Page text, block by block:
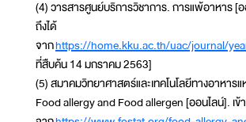
(4) วารสารศูนย์บริการวิชาการ. การแพ้อาหาร [
ถึงได้
จากhttps://home.kku.ac.th/uac/journal/
ที่สืบค้น 14 มกราคม 2563]
(5) สมาคมวิทยาศาสตร์และเทคโนโลยีทางอาหารแ
Food allergy and Food allergen [ออนไลน์]. เข้